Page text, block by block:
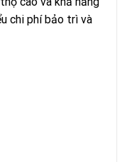
chi phí bảo trì và